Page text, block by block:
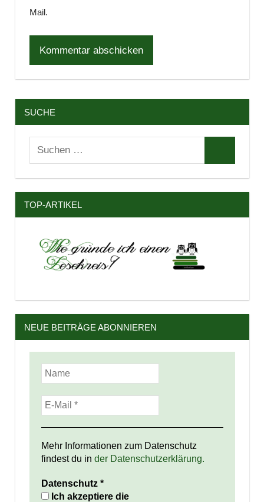
Mail.
SUCHE
Suchen
TOP-ARTIKEL
NEUE BEITRÄGE ABONNIEREN
Mehr Informationen zum Datenschutz
findest du in der Datenschutzerklärung.
Datenschutz *
Ich akzeptiere die